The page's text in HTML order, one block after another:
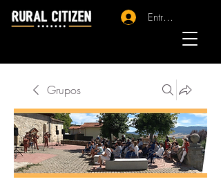
Entrar - Registro
Grupos